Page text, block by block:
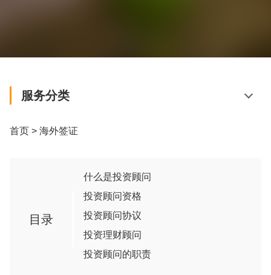
服务分类
首页 > 海外签证
目录
什么是投资顾问
投资顾问资格
投资顾问协议
投资理财顾问
投资顾问的职责